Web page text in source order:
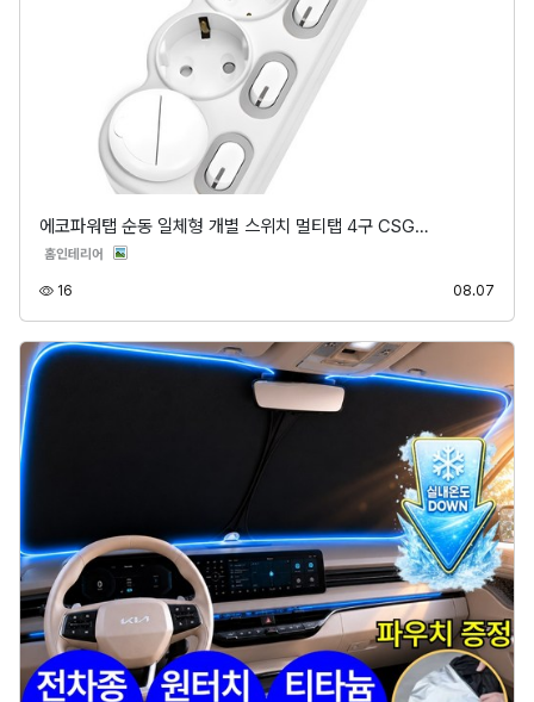
에코파워탭 순동 일체형 개별 스위치 멀티탭 4구 CSG…
홈인테리어 분류
16 08.07